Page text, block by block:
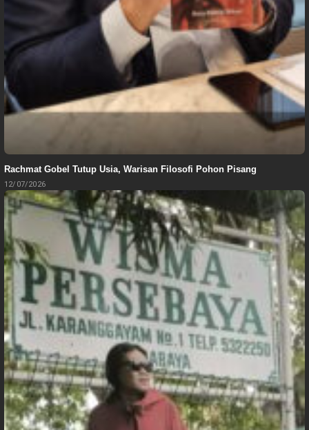
Rachmat Gobel Tutup Usia, Warisan Filosofi Pohon Pisang
12/07/2026